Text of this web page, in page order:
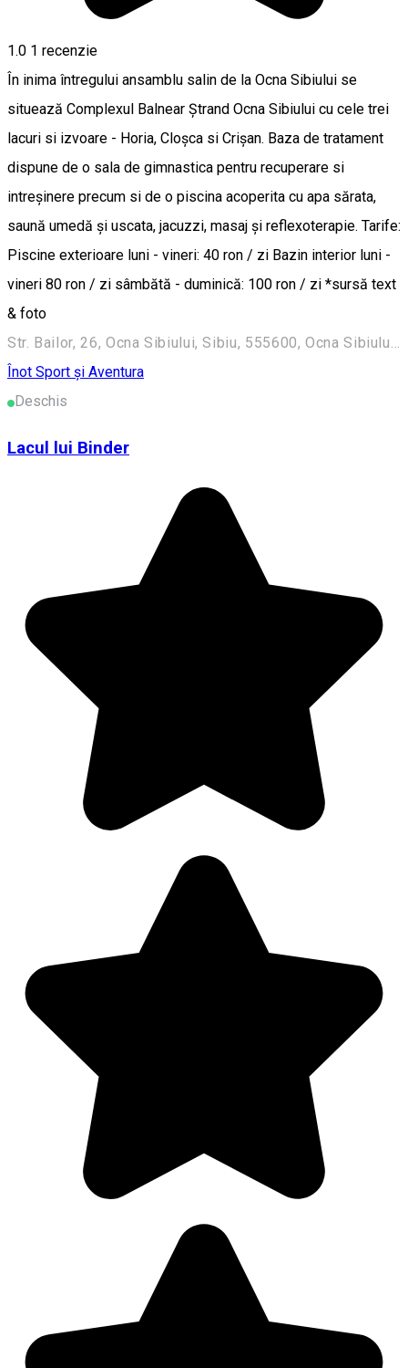
1.0 1 recenzie
În inima întregului ansamblu salin de la Ocna Sibiului se
situează Complexul Balnear Ștrand Ocna Sibiului cu cele trei
lacuri si izvoare - Horia, Cloșca si Crișan. Baza de tratament
dispune de o sala de gimnastica pentru recuperare si
intreșinere precum si de o piscina acoperita cu apa sărata,
saună umedă și uscata, jacuzzi, masaj și reflexoterapie. Tarife:
Piscine exterioare luni - vineri: 40 ron / zi Bazin interior luni -
vineri 80 ron / zi sâmbătă - duminică: 100 ron / zi *sursă text
& foto
Str. Bailor, 26, Ocna Sibiului, Sibiu, 555600, Ocna Sibiului 555600, Romania
Înot Sport și Aventura
Deschis
Lacul lui Binder